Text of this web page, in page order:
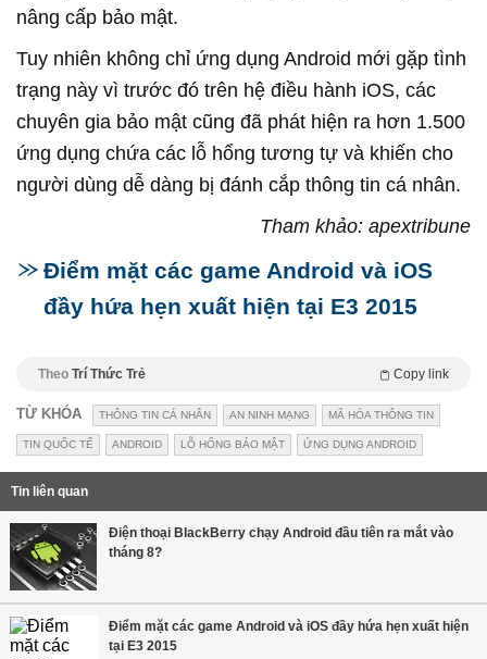
nâng cấp bảo mật.
Tuy nhiên không chỉ ứng dụng Android mới gặp tình
trạng này vì trước đó trên hệ điều hành iOS, các
chuyên gia bảo mật cũng đã phát hiện ra hơn 1.500
ứng dụng chứa các lỗ hổng tương tự và khiến cho
người dùng dễ dàng bị đánh cắp thông tin cá nhân.
Tham khảo: apextribune
Điểm mặt các game Android và iOS
đầy hứa hẹn xuất hiện tại E3 2015
Theo Trí Thức Trẻ Copy link
TỪ KHÓA THÔNG TIN CÁ NHÂN AN NINH MẠNG MÃ HÓA THÔNG TIN
TIN QUỐC TẾ ANDROID LỖ HỔNG BẢO MẬT ỨNG DỤNG ANDROID
Tin liên quan
Điện thoại BlackBerry chạy Android đầu tiên ra mắt vào
tháng 8?
Điểm mặt các game Android và iOS đầy hứa hẹn xuất hiện
tại E3 2015